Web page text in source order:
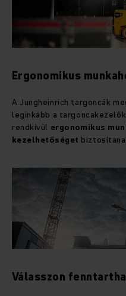
Ergonomikus
A Jungheinrich targoncák
leginkább a
rendkívül ergonomikus
kezelhetőséget
Válasszon